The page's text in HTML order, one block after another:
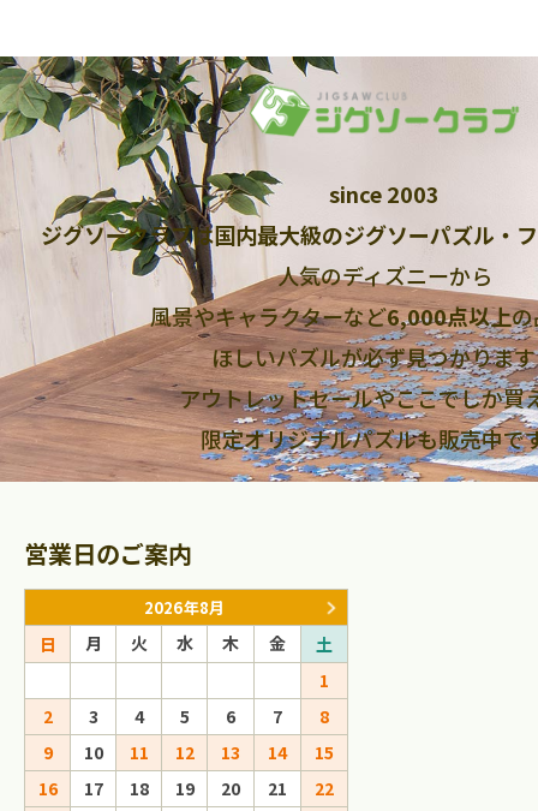
since 2003
ジグソークラブは国内最大級のジグソーパズル・
人気のディズニーから
風景やキャラクターなど6,000点以上
ほしいパズルが必ず見つかりま
アウトレットセールやここでしか買
限定オリジナルパズルも販売中で
営業日のご案内
2026年8月
日 月 火 水 木 金
土
1
2
3 4 5 6 7
8
9
10 11 12 13 14
15
16
17 18 19 20 21
22